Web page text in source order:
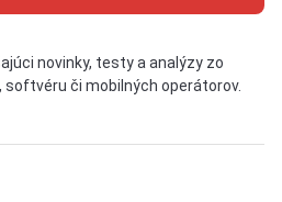
novinky, testy a analýzy zo
či mobilných operátorov.